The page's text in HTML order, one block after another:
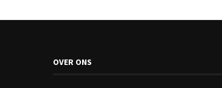
OVER ONS